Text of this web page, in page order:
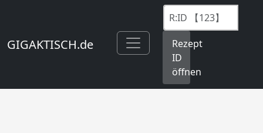
GIGAKTISCH.de
Rezept
ID
öffnen